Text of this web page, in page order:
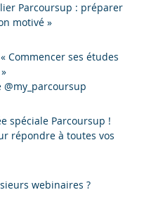
Parcoursup : préparer
motivé »
Commencer ses études
spéciale Parcoursup !
répondre à toutes vos
webinaires ?